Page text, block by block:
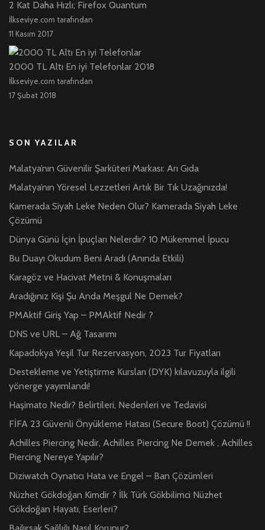
2 Kat Daha Hızlı; Firefox Quantum
İlkseviye.com tarafından
11 Kasım 2017
2000 TL Altı En iyi Telefonlar 2018
İlkseviye.com tarafından
17 Şubat 2018
SON YAZILAR
Malatya’nın Güvenilir Şarküteri Markası: Arı Gıda
Malatya’nın Yöresel Lezzetleri Artık Bir Tık Uzağınızda!
Kamerada Siyah Leke Neden Olur? Kamerada Siyah Leke
Çözümü
Dünya Günü İçin İpuçları Nelerdir? 10 Mükemmel İpucu
Bu Duayı Okudum Beni Aradı (Anında Etkili)
Karagöz ve Hacivat Metni & Konuşmaları
Aradığınız Kişi Şu Anda Meşgul Ne Demek?
PMAktif Giriş Yap – PMAktif Nedir ?
DNS ve URL – Ağ Tasarımı
Kapadokya Yeşil Tur Rezervasyon, 2023 Tur Fiyatları
Destekleme ve Yetiştirme Kursları (DYK) kılavuzuyla ilgili
yönerge yayımlandı!
Haşimato Nedir? Belirtileri, Nedenleri ve Tedavisi
FİFA 23 Güvenli Önyükleme Hatası (Secure Boot) Çözümü !!
Achilles Piercing Nedir, Achilles Piercing Ne Demek , Achilles
Piercing Nereye Yapılır?
Diziwatch Oynatıcı Hata ve Engel – Ban Çözümleri
Nüzhet Gökdoğan Kimdir ? İlk Türk Gökbilimci Nüzhet
Gökdoğan Hayatı, Eserleri?